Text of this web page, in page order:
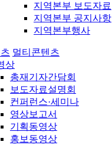
지역본부 보도자료
지역본부 공지사항
지역본부행사
멀티콘텐츠
상
총재기자간담회
보도자료설명회
컨퍼런스·세미나
영상보고서
기획동영상
홍보동영상